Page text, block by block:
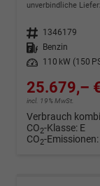
unverbindliche
Fahrzeugnr. 1346179
Kraftstoff
Benzin
Leistung
110 kW (150
25.679,–
incl. 19% MwSt.
Verbrauch
CO2-Klasse: E
CO2-Emissionen: